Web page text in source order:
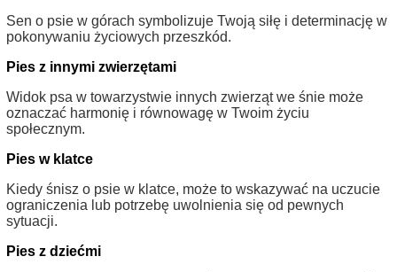
Sen o psie w górach symbolizuje Twoją siłę i determinację w
pokonywaniu życiowych przeszkód.
Pies z innymi zwierzętami
Widok psa w towarzystwie innych zwierząt we śnie może
oznaczać harmonię i równowagę w Twoim życiu
społecznym.
Pies w klatce
Kiedy śnisz o psie w klatce, może to wskazywać na uczucie
ograniczenia lub potrzebę uwolnienia się od pewnych
sytuacji.
Pies z dziećmi